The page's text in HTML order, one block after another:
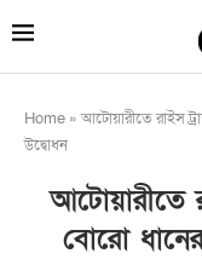
Home »আটোয়ারীতে রাইস
উদ্বোধন
আটোয়ারীতে
বোরো